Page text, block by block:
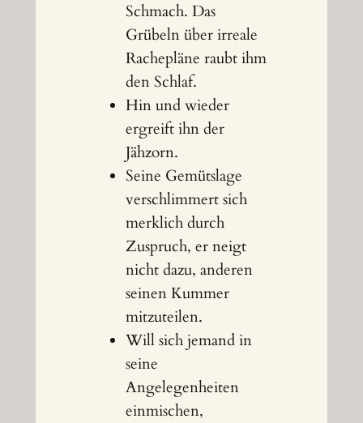
Schmach. Das
Grübeln über irreale
Rachepläne raubt ihm
den Schlaf.
Hin und wieder
ergreift ihn der
Jähzorn.
Seine Gemütslage
verschlimmert sich
merklich durch
Zuspruch, er neigt
nicht dazu, anderen
seinen Kummer
mitzuteilen.
Will sich jemand in
seine
Angelegenheiten
einmischen,